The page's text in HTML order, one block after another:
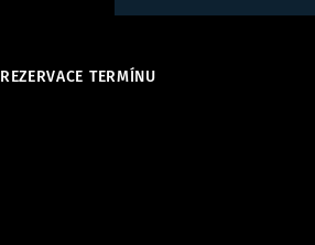
REZERVACE TERMÍNU